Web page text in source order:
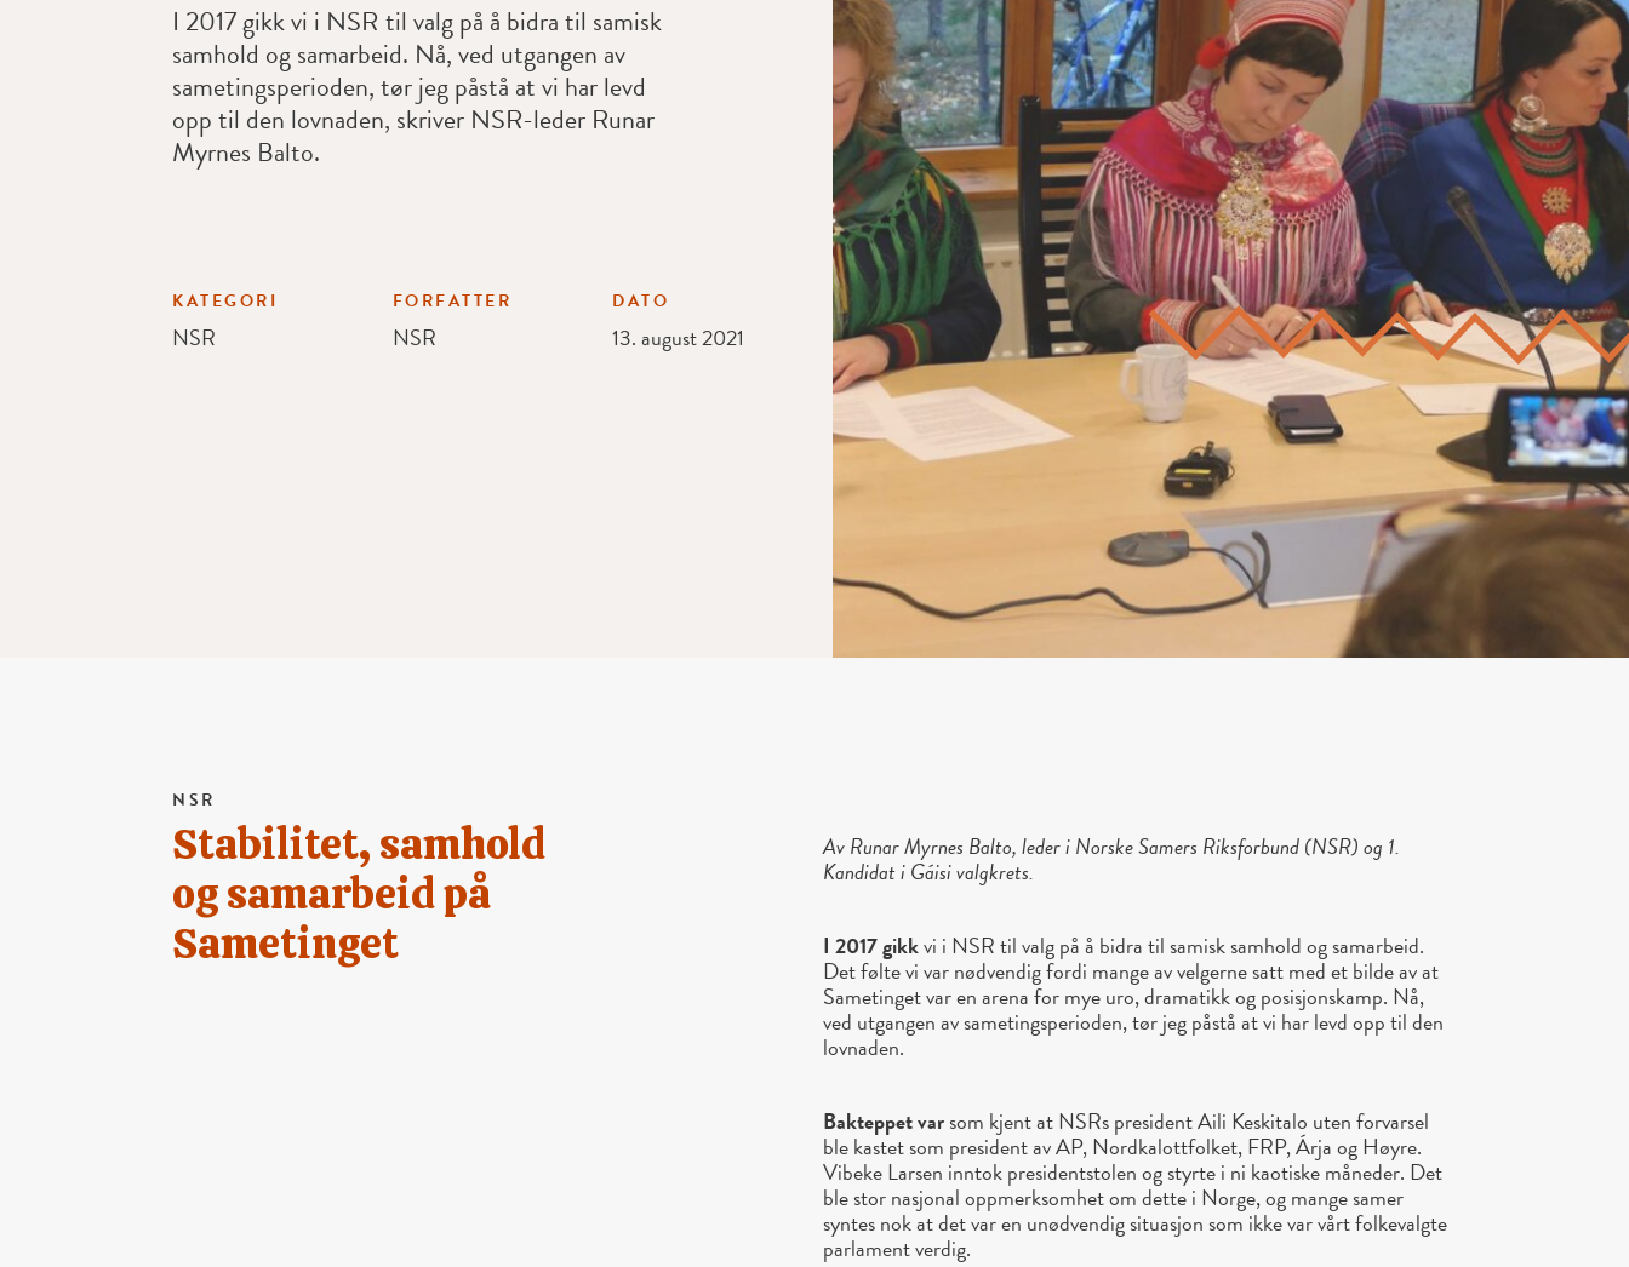
I 2017 gikk vi i NSR til valg på å bidra til samisk
samhold og samarbeid. Nå, ved utgangen av
sametingsperioden, tør jeg påstå at vi har levd
opp til den lovnaden, skriver NSR-leder Runar
Myrnes Balto.
KATEGORI
NSR
FORFATTER
NSR
DATO
13. august 2021
NSR
Stabilitet, samhold
og samarbeid på
Sametinget
Av Runar Myrnes Balto, leder i Norske Samers Riksforbund (NSR) og 1.
Kandidat i Gáisi valgkrets.
I 2017 gikkvi i NSR til valg på å bidra til samisk samhold og samarbeid.
Det følte vi var nødvendig fordi mange av velgerne satt med et bilde av at
Sametinget var en arena for mye uro, dramatikk og posisjonskamp. Nå,
ved utgangen av sametingsperioden, tør jeg påstå at vi har levd opp til den
lovnaden.
Bakteppet varsom kjent at NSRs president Aili Keskitalo uten forvarsel
ble kastet som president av AP, Nordkalottfolket, FRP, Árja og Høyre.
Vibeke Larsen inntok presidentstolen og styrte i ni kaotiske måneder. Det
ble stor nasjonal oppmerksomhet om dette i Norge, og mange samer
syntes nok at det var en unødvendig situasjon som ikke var vårt folkevalgte
parlament verdig.